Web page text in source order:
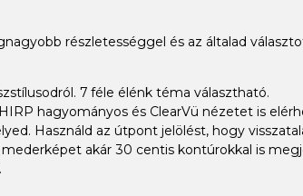
részletességgel és az általad
7 féle élénk téma választható.
hagyományos és ClearVü nézetet is
Használd az útpont jelölést, hogy
akár 30 centis kontúrokkal is